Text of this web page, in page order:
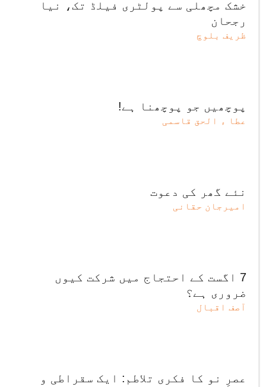
خشک مچھلی سے پولٹری فیلڈ تک، نیا
رجحان
ظریف بلوچ
پوچھیں جو پوچھنا ہے!
عطا ء الحق قاسمی
نئے گھر کی دعوت
امیرجان حقانی
7 اگست کے احتجاج میں شرکت کیوں
ضروری ہے؟
آصف اقبال
عصرِ نو کا فکری تلاطم: ایک سقراطی و